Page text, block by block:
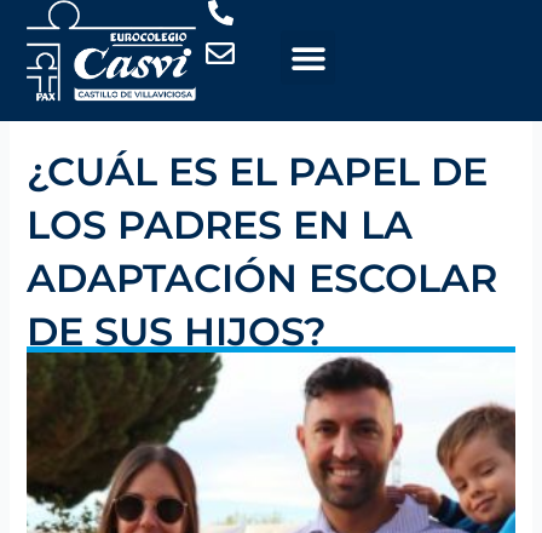
contenido
¿CUÁL ES EL PAPEL DE
LOS PADRES EN LA
ADAPTACIÓN ESCOLAR
DE SUS HIJOS?